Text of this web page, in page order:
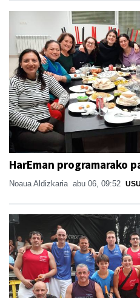
HarEman programarako
Noaua Aldizkaria abu 06, 09:52